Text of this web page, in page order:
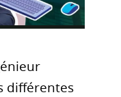
différentes